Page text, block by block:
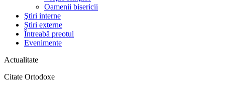
Oamenii bisericii
Ştiri interne
Știri externe
Întreabă preotul
Evenimente
Actualitate
Citate Ortodoxe